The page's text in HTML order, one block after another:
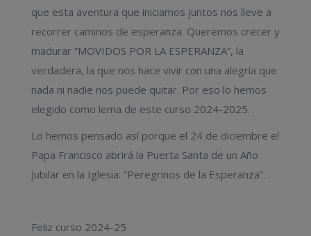
que esta aventura que iniciamos juntos nos lleve a
recorrer caminos de esperanza. Queremos crecer y
madurar “MOVIDOS POR LA ESPERANZA”, la
verdadera, la que nos hace vivir con una alegría que
nada ni nadie nos puede quitar. Por eso lo hemos
elegido como lema de este curso 2024-2025.
Lo hemos pensado así porque el 24 de diciembre el
Papa Francisco abrirá la Puerta Santa de un Año
Jubilar en la Iglesia: “Peregrinos de la Esperanza”.
Feliz curso 2024-25